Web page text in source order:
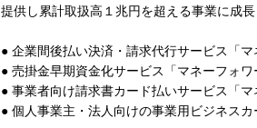
提供し累計取扱高１兆円を超える事業に成長
● 企業間後払い決済・請求代行サービス「マ
● 売掛金早期資金化サービス「マネーフォワ
● 事業者向け請求書カード払いサービス「マ
● 個人事業主・法人向けの事業用ビジネス